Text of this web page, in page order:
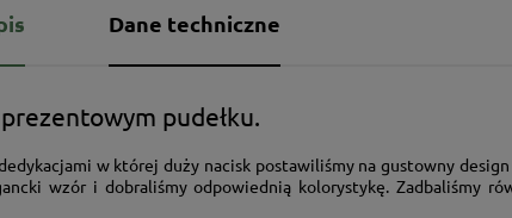
Dane techniczne
pudełku.
w której duży nacisk postawiliśmy na gustowny
wzór i dobraliśmy odpowiednią kolorystykę. Zadbaliśmy